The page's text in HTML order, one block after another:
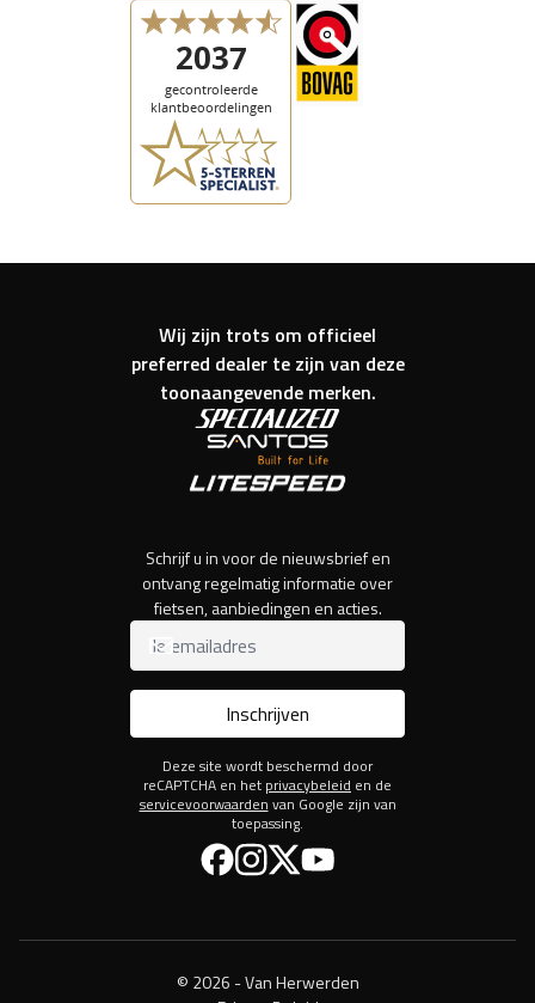
Wij zijn trots om officieel
preferred dealer te zijn van deze
toonaangevende merken.
Schrijf u in voor de nieuwsbrief en
ontvang regelmatig informatie over
fietsen, aanbiedingen en acties.
Inschrijven
Deze site wordt beschermd door
reCAPTCHA en het privacybeleid en de
servicevoorwaarden van Google zijn van
toepassing.
FacebookInstagram
TwitterYouTube
© 2026 - Van Herwerden